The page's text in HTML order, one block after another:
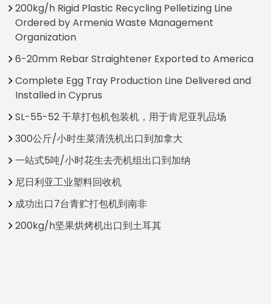
200kg/h Rigid Plastic Recycling Pelletizing Line
Ordered by Armenia Waste Management
Organization
6-20mm Rebar Straightener Exported to America
Complete Egg Tray Production Line Delivered and
Installed in Cyprus
SL-55-52 干草打包机包装机，用于肯尼亚乳品场
300公斤/小时生菜清洗机出口到加拿大
一站式5吨/小时花生去壳机组出口到加纳
尼日利亚工业塑料回收机
成功出口7台青贮打包机到南非
200kg/h坚果烘烤机出口到土耳其